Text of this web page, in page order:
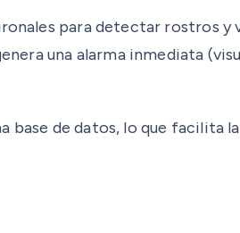
para detectar rostros
una alarma inmediata
base de datos, lo que